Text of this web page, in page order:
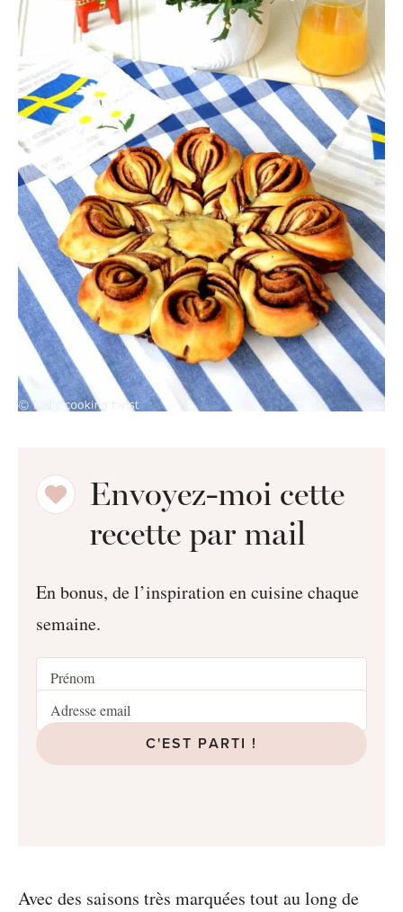
Envoyez-moi cette
recette par mail
En bonus, de l’inspiration en cuisine chaque
semaine.
C'EST PARTI !
Avec des saisons très marquées tout au long de